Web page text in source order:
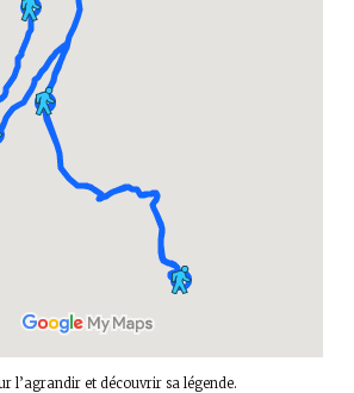
l’agrandir et découvrir sa légende.